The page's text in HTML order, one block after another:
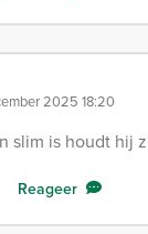
2025 18:20
slim is houdt hij
Reageer